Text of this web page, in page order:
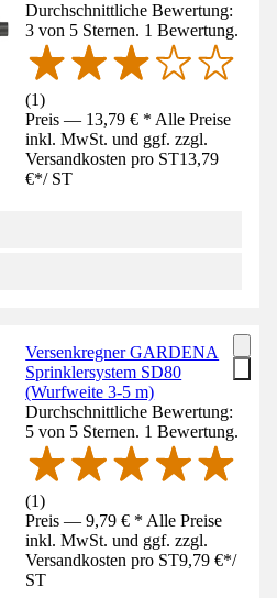
Durchschnittliche Bewertung:
3 von 5 Sternen. 1 Bewertung.
(1)
Preis — 13,79 € * Alle Preise
inkl. MwSt. und ggf. zzgl.
Versandkosten pro ST13,79
€*/ ST
Versenkregner GARDENA
Sprinklersystem SD80
(Wurfweite 3-5 m)
Durchschnittliche Bewertung:
5 von 5 Sternen. 1 Bewertung.
(1)
Preis — 9,79 € * Alle Preise
inkl. MwSt. und ggf. zzgl.
Versandkosten pro ST9,79 €*/
ST